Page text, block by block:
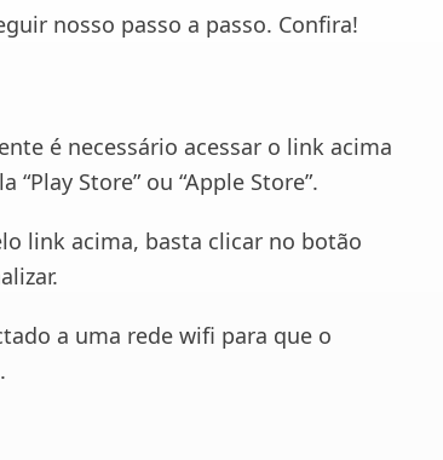
nosso passo a passo. Confira!
é necessário acessar o link acima
Store” ou “Apple Store”.
link acima, basta clicar no botão
a uma rede wifi para que o